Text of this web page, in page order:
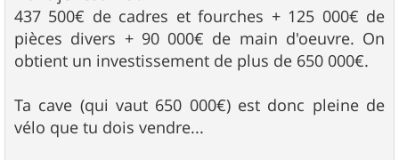
437 500€ de cadres et fourches + 125 000€ de
pièces divers + 90 000€ de main d'oeuvre. On
obtient un investissement de plus de 650 000€.
Ta cave (qui vaut 650 000€) est donc pleine de
vélo que tu dois vendre...